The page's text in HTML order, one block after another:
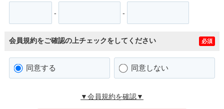
- -
会員規約をご確認の上チェックをしてください 必須
同意する 同意しない
▼会員規約を確認▼